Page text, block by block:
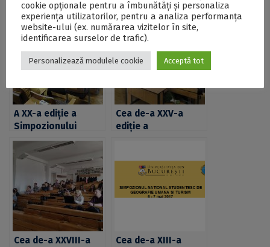
A XX-a ediție a
Simpozionului
Național al
Studenților Geologi
și Geofizicieni,
organizată la
Universitatea din
București
Cea de-a XXV-a
ediție a
Studenților
Geografi la
Universitatea din
Cea de-a XXVIII-a
Cea de-a XIII-a
cookie opționale pentru a îmbunătăți și personaliza
experiența utilizatorilor, pentru a analiza performanța
website-ului (ex. numărarea vizitelor în site,
identificarea surselor de trafic).
Personalizează modulele cookie Acceptă tot